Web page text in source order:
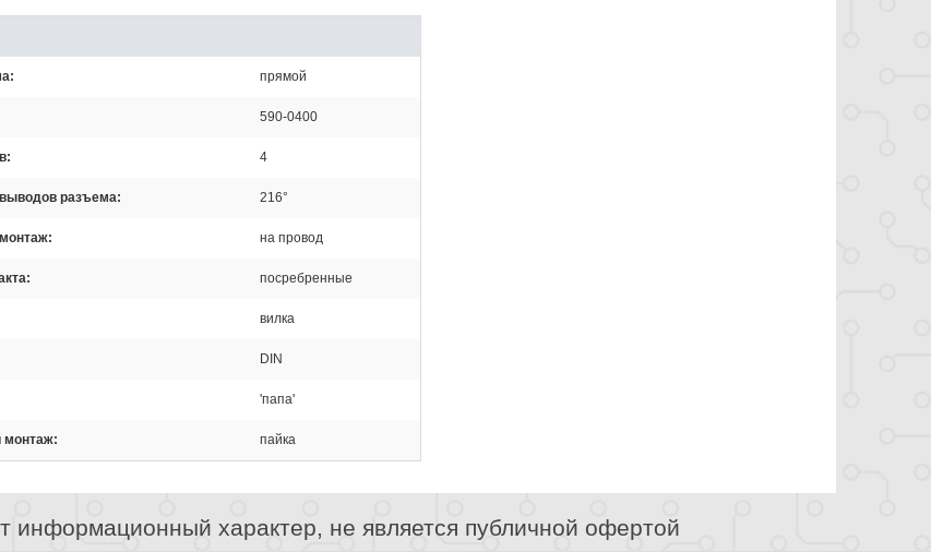
прямой
590-0400
4
разъема 216°
на провод
посребренные
вилка
DIN
'папа'
монтаж пайка
информационный характер, не является публичной офертой